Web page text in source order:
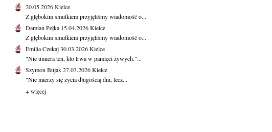
20.05.2026Kielce
Z głębokim smutkiem przyjęliśmy wiadomość o...
Damian Pełka 15.04.2026Kielce
Z głębokim smutkiem przyjęliśmy wiadomość o...
Emilia Czekaj30.03.2026Kielce
"Nie umiera ten, kto trwa w pamięci żywych."...
Szymon Bujak27.03.2026Kielce
"Nie mierzy się życia długością dni, lecz...
+ więcej